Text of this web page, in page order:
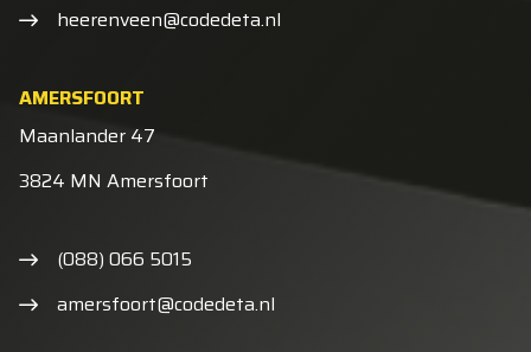
heerenveen@codedeta.nl
AMERSFOORT
Maanlander 47
3824 MN Amersfoort
(088) 066 5015
amersfoort@codedeta.nl